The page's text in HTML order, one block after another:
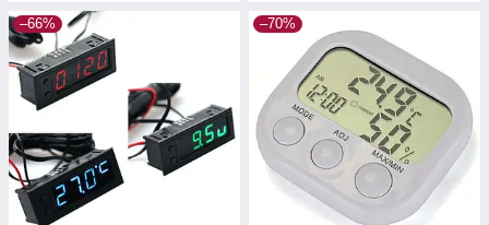
–66% –70%